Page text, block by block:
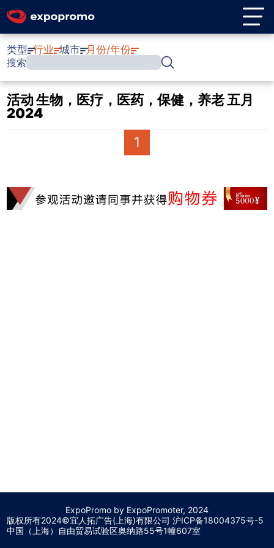
类型 行业 城市 月份/年份
搜索
活动 生物，医疗，医药，保健，养老 五月
2024
1
ExpoPromo by ExpoPromoter, 2024
版权所有2024©宜人拓广告(上海)有限公司 沪ICP备18004375号-5
中国（上海）自由贸易试验区奥纳路55号1幢607室